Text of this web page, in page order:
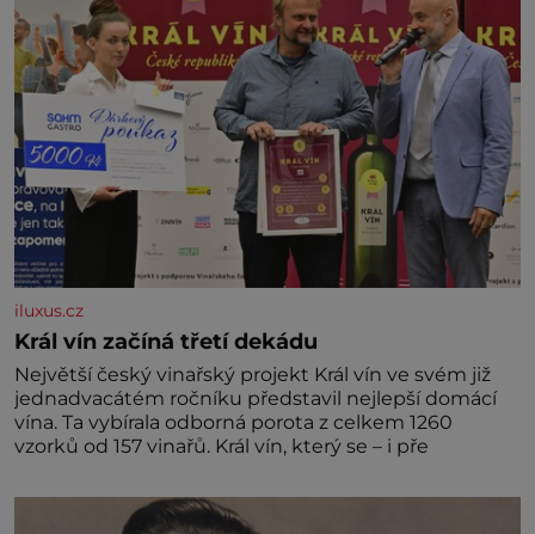
iluxus.cz
Král vín začíná třetí dekádu
Největší český vinařský projekt Král vín ve svém již
jednadvacátém ročníku představil nejlepší domácí
vína. Ta vybírala odborná porota z celkem 1260
vzorků od 157 vinařů. Král vín, který se – i pře